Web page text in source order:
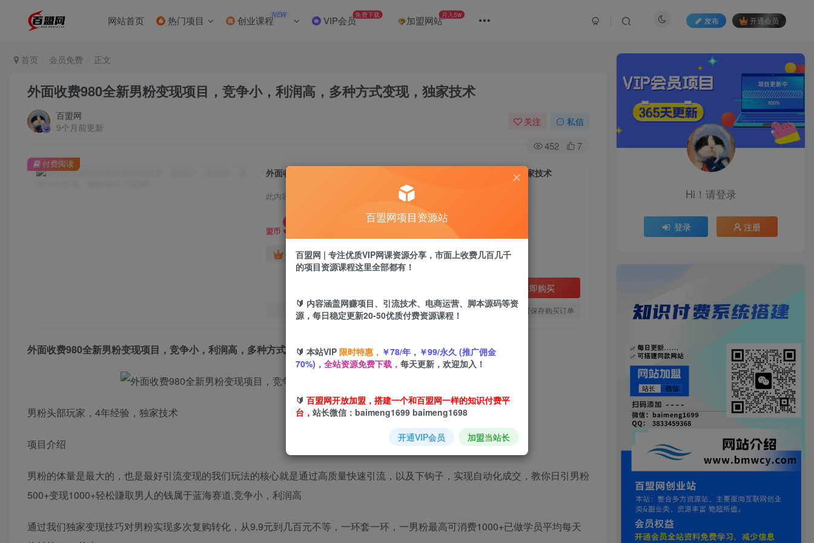
网站首页 热门项目 创业课程NEW VIP会员免费下载 加盟网站月入5w
发布 开通会员
首页 会员免费 正文
外面收费980全新男粉变现项目，竞争小，利润高，多种方式变现，独家技术
百盟网
9个月前更新
关注 私信
452 7
外面收费980全新男粉变现项目，竞争小，利润高，多种方式变现，独家技术
此内容为付费阅读，请付费后查看
盟币 9.9
年卡会员免费 永久会员免费
立即购买
您当前未登录！建议登陆后购买，可保存购买订单
付费阅读
外面收费980全新男粉变现项目，竞争小，利润高，多种方式变现，独家技术
男粉头部玩家，4年经验，独家技术
项目介绍
男粉的体量是最大的，也是最好引流变现的我们玩法的核心就是通过高质量快速引流，以及下钩子，实现自动化成交，教你日引男粉
500+变现1000+轻松賺取男人的钱属于蓝海赛道,竞争小，利润高
通过我们独家变现技巧对男粉实现多次复购转化，从9.9元到几百元不等，一环套一环，一男粉最高可消费1000+已做学员平均每天
Hi！请登录
登录 注册
百盟网项目资源站
百盟网 | 专注优质VIP网课资源分享，市面上收费几百几千
的项目资源课程这里全部都有！
🔰 内容涵盖网赚项目、引流技术、电商运营、脚本源码等资
源，每日稳定更新20-50优质付费资源课程！
🔰 本站VIP 限时特惠， ￥78/年，￥99/永久 (推广佣金
70%)， 全站资源免费下载， 每天更新，欢迎加入！
🔰 百盟网开放加盟，搭建一个和百盟网一样的知识付费平
台， 站长微信：baimeng1699 baimeng1698
开通VIP会员 加盟当站长